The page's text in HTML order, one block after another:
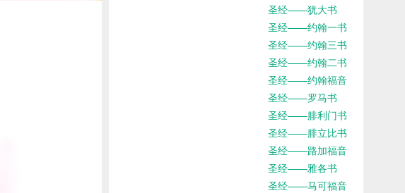
圣经——犹大书
圣经——约翰一书
圣经——约翰三书
圣经——约翰二书
圣经——约翰福音
圣经——罗马书
圣经——腓利门书
圣经——腓立比书
圣经——路加福音
圣经——雅各书
圣经——马可福音